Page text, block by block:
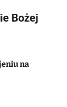
Bożej
na